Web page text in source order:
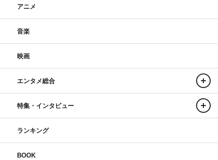
アニメ
音楽
映画
エンタメ総合
特集・インタビュー
ランキング
BOOK